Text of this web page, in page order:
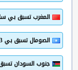
المغرب تسبق بي
الصومال تسبق بي 3 ساعات
جنوب السودان تسبق بي